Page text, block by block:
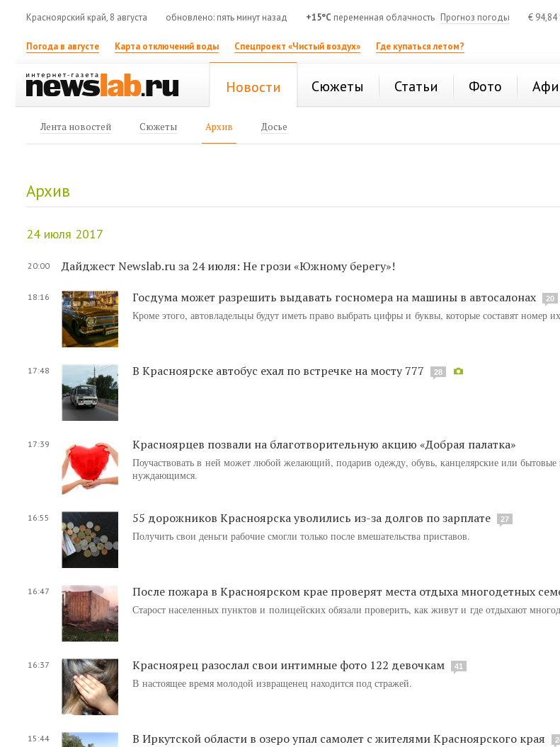
Красноярский край, 8 августа обновлено: пять минут назад +15°C переменная облачность Прогноз погоды € 94,84
Погода в августе Карта отключений воды Спецпроект «Чистый воздух» Где купаться летом?
Новости Сюжеты Статьи Фото
Лента новостей Сюжеты Архив Досье
Архив
24 июля 2017
20:00 Дайджест Newslab.ru за 24 июля: Не грози «Южному берегу»!
18:16 Госдума может разрешить выдавать госномера на машины в автосалонах 20
Кроме этого, автовладельцы будут иметь право выбрать цифры и буквы, которые составят номер
17:48 В Красноярске автобус ехал по встречке на мосту 777 28
17:39 Красноярцев позвали на благотворительную акцию «Добрая палатка»
Поучаствовать в ней может любой желающий, подарив одежду, обувь, канцелярские или бытовые
нуждающимся.
16:55 55 дорожников Красноярска уволились из-за долгов по зарплате 27
Получить свои деньги рабочие смогли только после вмешательства приставов.
16:47 После пожара в Красноярском крае проверят места отдыха многодетных
Старост населенных пунктов и полицейских обязали проверить, как живут и где отдыхают
16:37 Красноярец разослал свои интимные фото 122 девочкам 41
В настоящее время молодой извращенец находится под стражей.
15:44 В Иркутской области в озеро упал самолет с жителями Красноярского края